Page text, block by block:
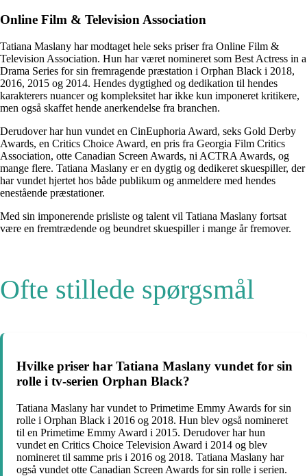
Online Film & Television Association
Tatiana Maslany har modtaget hele seks priser fra Online Film &
Television Association. Hun har været nomineret som Best Actress in a
Drama Series for sin fremragende præstation i Orphan Black i 2018,
2016, 2015 og 2014. Hendes dygtighed og dedikation til hendes
karakterers nuancer og kompleksitet har ikke kun imponeret kritikere,
men også skaffet hende anerkendelse fra branchen.
Derudover har hun vundet en CinEuphoria Award, seks Gold Derby
Awards, en Critics Choice Award, en pris fra Georgia Film Critics
Association, otte Canadian Screen Awards, ni ACTRA Awards, og
mange flere. Tatiana Maslany er en dygtig og dedikeret skuespiller, der
har vundet hjertet hos både publikum og anmeldere med hendes
enestående præstationer.
Med sin imponerende prisliste og talent vil Tatiana Maslany fortsat
være en fremtrædende og beundret skuespiller i mange år fremover.
Ofte stillede spørgsmål
Hvilke priser har Tatiana Maslany vundet for sin
rolle i tv-serien Orphan Black?
Tatiana Maslany har vundet to Primetime Emmy Awards for sin
rolle i Orphan Black i 2016 og 2018. Hun blev også nomineret
til en Primetime Emmy Award i 2015. Derudover har hun
vundet en Critics Choice Television Award i 2014 og blev
nomineret til samme pris i 2016 og 2018. Tatiana Maslany har
også vundet otte Canadian Screen Awards for sin rolle i serien.